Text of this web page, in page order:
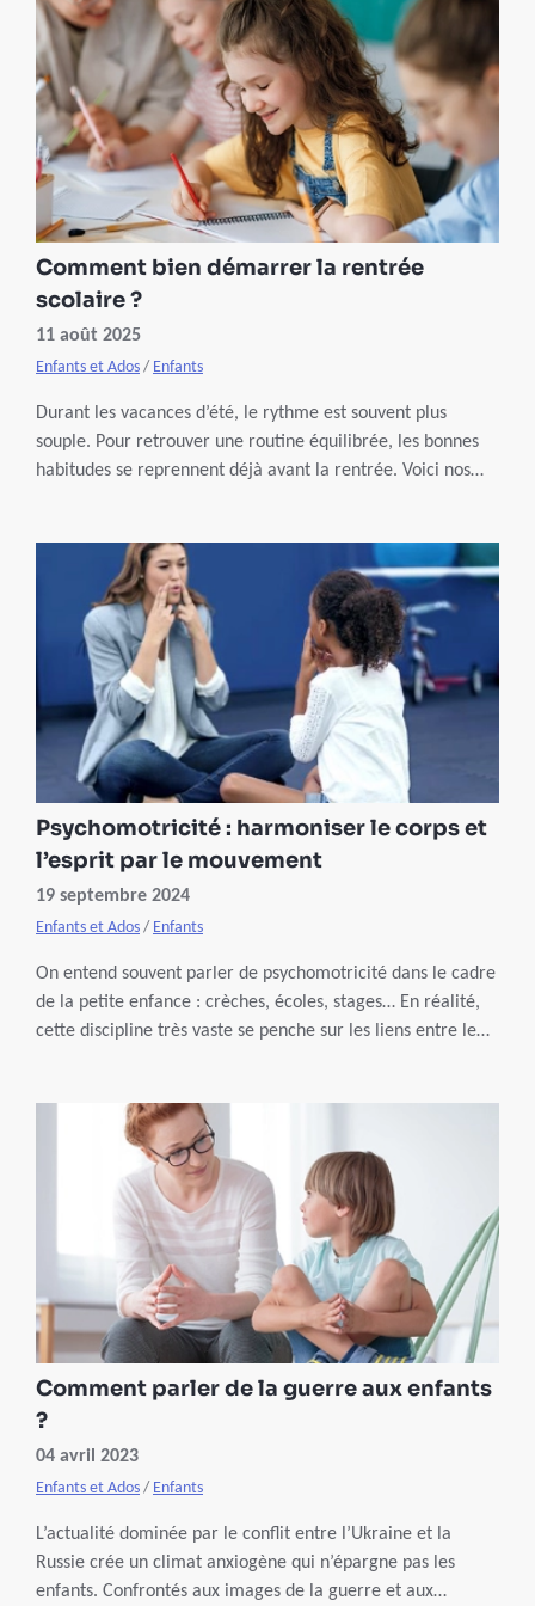
Comment bien démarrer la rentrée
scolaire ?
11 août 2025
Enfants et Ados / Enfants
Durant les vacances d’été, le rythme est souvent plus
souple. Pour retrouver une routine équilibrée, les bonnes
habitudes se reprennent déjà avant la rentrée. Voici nos
Psychomotricité : harmoniser le corps et
l’esprit par le mouvement
19 septembre 2024
Enfants et Ados / Enfants
On entend souvent parler de psychomotricité dans le cadre
de la petite enfance : crèches, écoles, stages… En réalité,
cette discipline très vaste se penche sur les liens entre le
exprimer ses émotions et à surmonter ses blocages par une
série d’activités adaptées à chaque situation.
Comment parler de la guerre aux enfants
?
04 avril 2023
Enfants et Ados / Enfants
L’actualité dominée par le conflit entre l’Ukraine et la
Russie crée un climat anxiogène qui n’épargne pas les
enfants. Confrontés aux images de la guerre et aux